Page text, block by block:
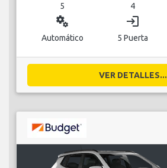
5 4
miscellaneous_services
Automático
login
5 Puerta
VER DETALLES...